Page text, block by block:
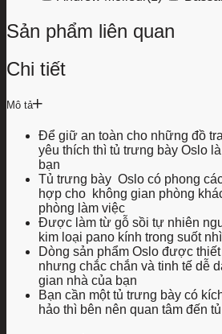
Sản phẩm liên quan
Chi tiết
Mô tả
Để giữ an toàn cho những đồ
yêu thích thì tủ trưng bày Oslo
bạn
Tủ trưng bày Oslo có phong
hợp cho không gian phòng
phòng làm việc
Được làm từ gỗ sồi tự nhiên
kim loại pano kính trong suốt
Dòng sản phẩm Oslo được
nhưng chắc chắn và tinh tế dễ
gian nhà của bạn
Bạn cần một tủ trưng bày có
hảo thì bên nên quan tâm đến